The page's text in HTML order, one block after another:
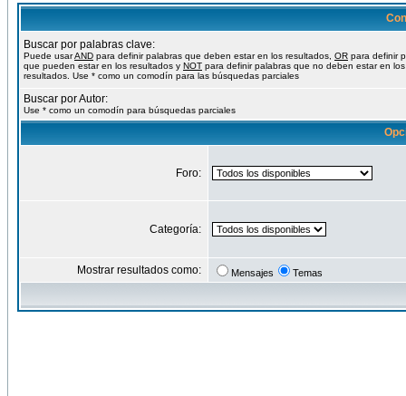
Buscar por palabras clave:
Puede usarAND para definir palabras que deben estar en los resultados, OR para definir
que pueden estar en los resultados y NOT para definir palabras que no deben estar en los
resultados. Use * como un comodín para las búsquedas parciales
Buscar por Autor:
Use * como un comodín para búsquedas parciales
Foro:
Categoría:
Mostrar resultados como: Mensajes Temas